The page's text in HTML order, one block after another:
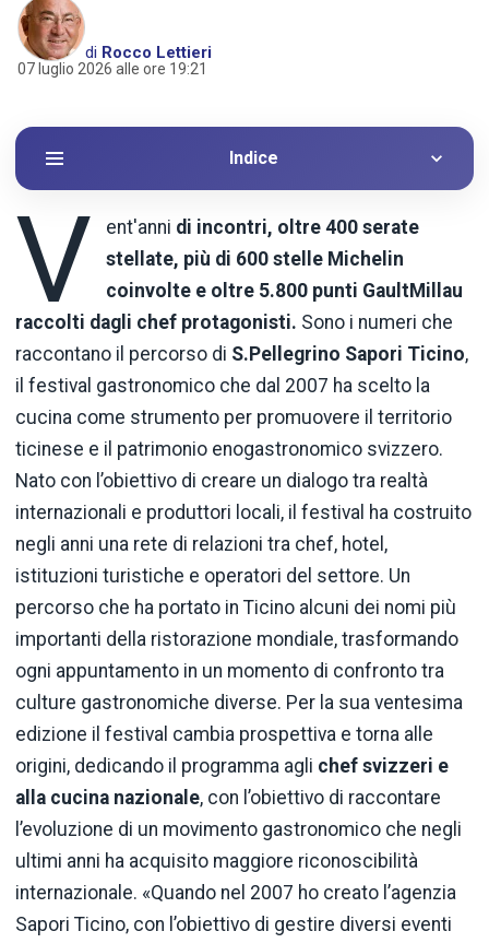
di Rocco Lettieri
07 luglio 2026 alle ore 19:21
Indice
V ent'anni di incontri, oltre 400 serate
stellate, più di 600 stelle Michelin
coinvolte e oltre 5.800 punti GaultMillau
raccolti dagli chef protagonisti. Sono i numeri che
raccontano il percorso di S.Pellegrino Sapori Ticino,
il festival gastronomico che dal 2007 ha scelto la
cucina come strumento per promuovere il territorio
ticinese e il patrimonio enogastronomico svizzero.
Nato con l’obiettivo di creare un dialogo tra realtà
internazionali e produttori locali, il festival ha costruito
negli anni una rete di relazioni tra chef, hotel,
istituzioni turistiche e operatori del settore. Un
percorso che ha portato in Ticino alcuni dei nomi più
importanti della ristorazione mondiale, trasformando
ogni appuntamento in un momento di confronto tra
culture gastronomiche diverse. Per la sua ventesima
edizione il festival cambia prospettiva e torna alle
origini, dedicando il programma agli chef svizzeri e
alla cucina nazionale, con l’obiettivo di raccontare
l’evoluzione di un movimento gastronomico che negli
ultimi anni ha acquisito maggiore riconoscibilità
internazionale. «Quando nel 2007 ho creato l’agenzia
Sapori Ticino, con l’obiettivo di gestire diversi eventi